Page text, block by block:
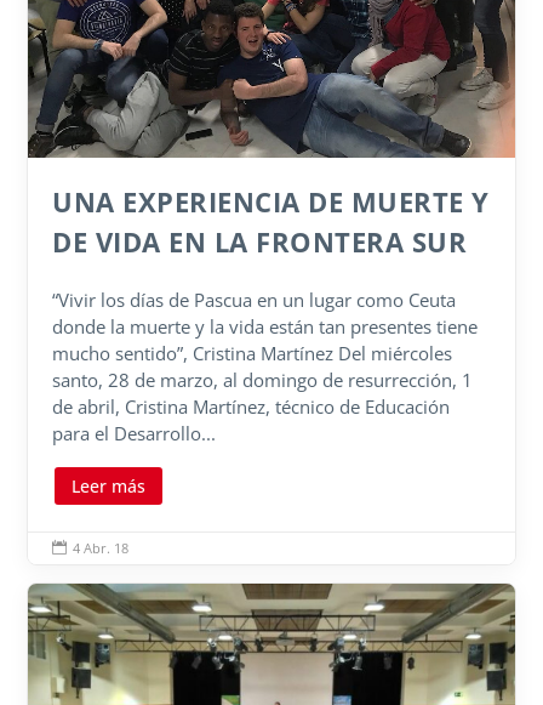
UNA EXPERIENCIA DE MUERTE Y
DE VIDA EN LA FRONTERA SUR
“Vivir los días de Pascua en un lugar como Ceuta
donde la muerte y la vida están tan presentes tiene
mucho sentido”, Cristina Martínez Del miércoles
santo, 28 de marzo, al domingo de resurrección, 1
de abril, Cristina Martínez, técnico de Educación
para el Desarrollo...
Leer más
 4 Abr. 18